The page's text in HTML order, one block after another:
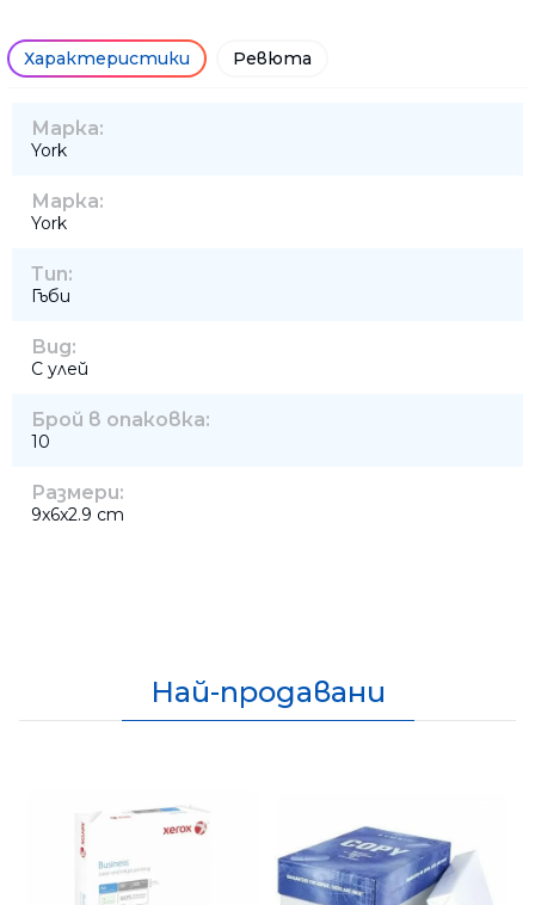
Характеристики Ревюта
Марка:
York
Марка:
York
Тип:
Гъби
Вид:
С улей
Брой в опаковка:
10
Размери:
9x6x2.9 cm
Най-продавани